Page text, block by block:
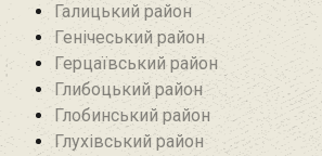
Галицький район
Генічеський район
Герцаївський район
Глибоцький район
Глобинський район
Глухівський район‎